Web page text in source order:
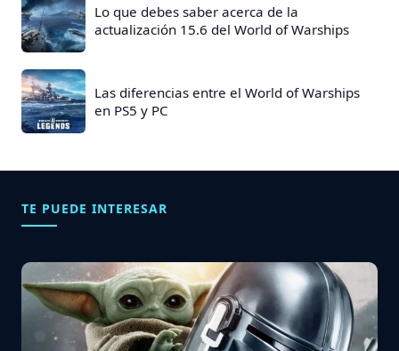
Lo que debes saber acerca de la
actualización 15.6 del World of Warships
Las diferencias entre el World of Warships
en PS5 y PC
TE PUEDE INTERESAR